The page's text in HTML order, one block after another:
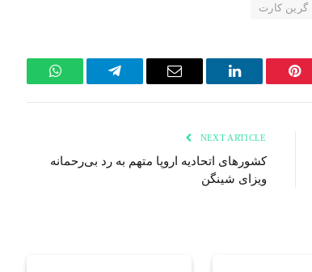
گرین کارت
Pinterest
LinkedIn
Email
Telegram
WhatsApp
NEXT ARTICLE
کشورهای اتحادیه اروپا متهم به رد بی‌رحمانه
ویزای شینگن